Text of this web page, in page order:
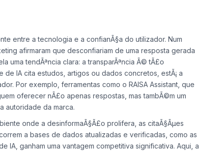
entre a tecnologia e a confianÃ§a do utilizador. Num
afirmaram que desconfiariam de uma resposta gerada
uma tendÃªncia clara: a transparÃªncia Ã© tÃ£o
de IA cita estudos, artigos ou dados concretos, estÃ¡ a
Por exemplo, ferramentas como o RAISA Assistant, que
oferecer nÃ£o apenas respostas, mas tambÃ©m um
autoridade da marca.
onde a desinformaÃ§Ã£o prolifera, as citaÃ§Ãµes
a bases de dados atualizadas e verificadas, como as
IA, ganham uma vantagem competitiva significativa. Aqui, a